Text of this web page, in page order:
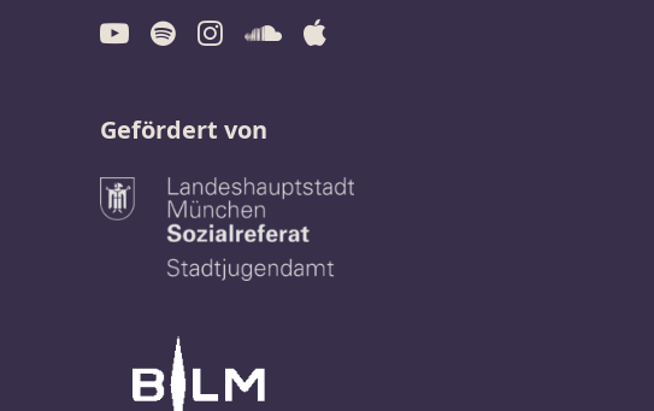
Gefördert von